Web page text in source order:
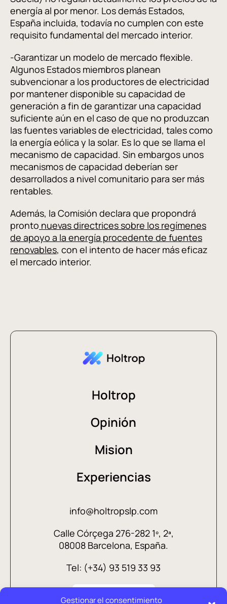
Gestionar el consentimiento
energía al por menor. Los demás Estados,
España incluida, todavía no cumplen con este
requisito fundamental del mercado interior.
-Garantizar un modelo de mercado flexible.
Algunos Estados miembros planean
subvencionar a los productores de electricidad
por mantener disponible su capacidad de
generación a fin de garantizar una capacidad
suficiente aún en el caso de que no produzcan
las fuentes variables de electricidad, tales como
la energía eólica y la solar. Es lo que se llama el
mecanismo de capacidad. Sin embargos unos
mecanismos de capacidad deberían ser
desarrollados a nivel comunitario para ser más
rentables.
Además, la Comisión declara que propondrá
pronto nuevas directrices sobre los regímenes
de apoyo a la energía procedente de fuentes
renovables, con el intento de hacer más eficaz
el mercado interior.
Holtrop
Opinión
Mision
Experiencias
info@holtropslp.com
Calle Córçega 276-282 1º, 2ª,
08008 Barcelona, España.
Tel: (+34) 93 519 33 93